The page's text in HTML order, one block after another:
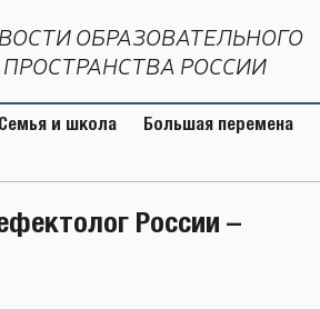
ОБРАЗОВАТЕЛЬНОГО
ПРОСТРАНСТВА РОССИИ
Семья и школа Большая перемена
России –